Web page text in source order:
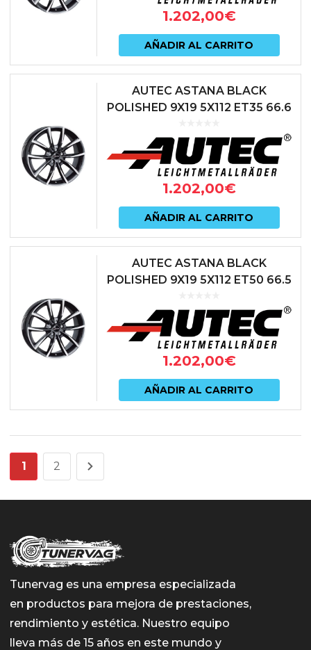
1.202,00€
AÑADIR AL CARRITO
AUTEC ASTANA BLACK
POLISHED 9X19 5X112 ET35 66.6
1.202,00€
AÑADIR AL CARRITO
AUTEC ASTANA BLACK
POLISHED 9X19 5X112 ET50 66.5
1.202,00€
AÑADIR AL CARRITO
1 2
Tunervag es una empresa especializada
en productos para mejora de prestaciones,
rendimiento y estética. Nuestro equipo
lleva más de 15 años en este mundo y